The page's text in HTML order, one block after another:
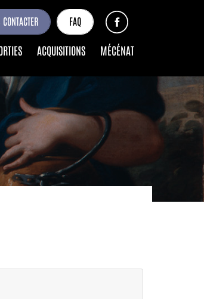
FAQ
ACQUISITIONS MÉCÉNAT